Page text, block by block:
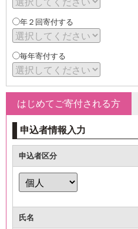
年２回寄付する
毎年寄付する
はじめてご寄付される方
申込者情報入力
申込者区分
氏名